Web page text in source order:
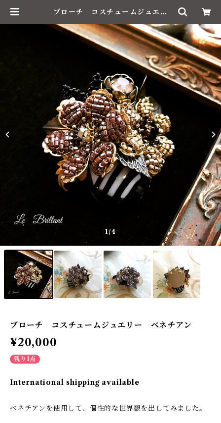
ブローチ コスチュームジュエリ
ル・ブリアン
1/4
ブローチ コスチュームジュエリー ベネチアン
¥20,000
残り1点
International shipping available
ベネチアンを使用して、個性的な世界観を出してみました。